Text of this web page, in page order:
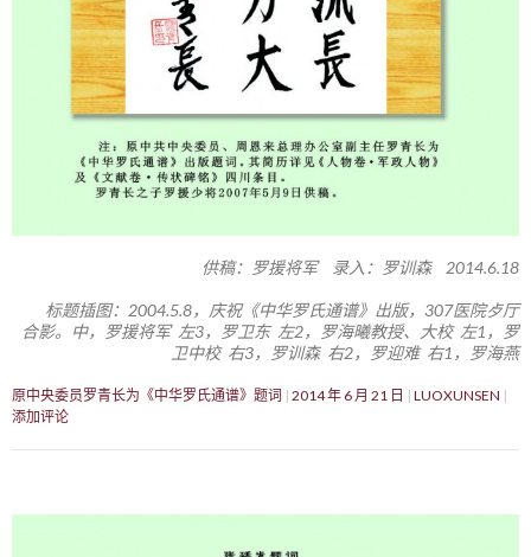
供稿：罗援将军 录入：罗训森 2014.6.18
标题插图：2004.5.8，庆祝《中华罗氏通谱》出版，307医院歺厅
合影。中，罗援将军 左3，罗卫东 左2，罗海曦教授、大校 左1，罗
卫中校 右3，罗训森 右2，罗迎难 右1，罗海燕
原中央委员罗青长为《中华罗氏通谱》题词 2014 年 6 月 21 日
LUOXUNSEN
添加评论